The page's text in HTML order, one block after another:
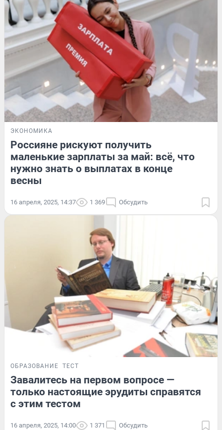
ЭКОНОМИКА
Россияне рискуют получить
маленькие зарплаты за май: всё, что
нужно знать о выплатах в конце
весны
16 апреля, 2025, 14:37 1 369 Обсудить
ОБРАЗОВАНИЕ ТЕСТ
Завалитесь на первом вопросе —
только настоящие эрудиты справятся
с этим тестом
16 апреля, 2025, 14:00 1 371 Обсудить